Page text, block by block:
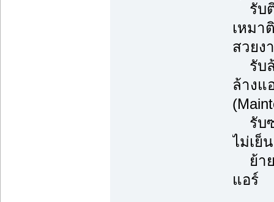
รับติ
เหมา
สวยง
รับล้
ล้างแ
รับซ่
ไม่เย็
ย้าย
แอร์